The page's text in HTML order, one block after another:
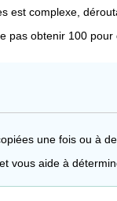
est complexe,
pas obtenir 100 pour
une fois ou à
vous aide à